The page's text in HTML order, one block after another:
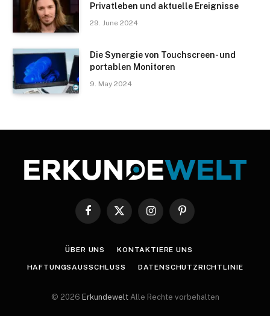
Privatleben und aktuelle Ereignisse
29. June 2024
Die Synergie von Touchscreen- und
portablen Monitoren
9. May 2024
Facebook
X
InstagramPinterest
ÜBER UNS KONTAKTIERE UNS
HAFTUNGSAUSSCHLUSS DATENSCHUTZRICHTLINIE
© 2026 Erkundewelt Alle Rechte vorbehalten